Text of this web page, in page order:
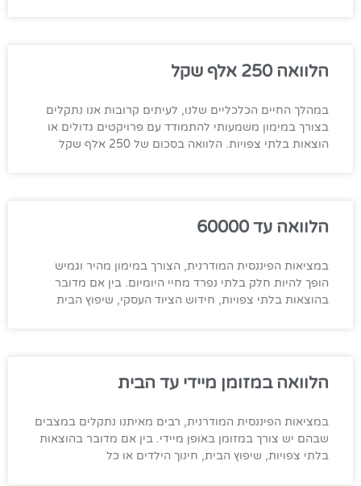
הלוואה 250 אלף שקל
במהלך החיים הכלכליים שלנו, לעיתים קרובות אנו נתקלים
בצורך במימון משמעותי להתמודד עם פרויקטים גדולים או
הוצאות בלתי צפויות. הלוואה בסכום של 250 אלף שקל
הלוואה עד 60000
במציאות הפיננסית המודרנית, הצורך במימון מהיר וגמיש
הופך להיות חלק בלתי נפרד מחיי היומיום. בין אם מדובר
בהוצאות בלתי צפויות, חידוש הציוד העסקי, שיפוץ הבית
הלוואה במזומן מיידי עד הבית
במציאות הפיננסית המודרנית, רבים מאיתנו נתקלים במצבים
שבהם יש צורך במזומן באופן מיידי. בין אם מדובר בהוצאות
בלתי צפויות, שיפוץ הבית, חינוך הילדים או כל